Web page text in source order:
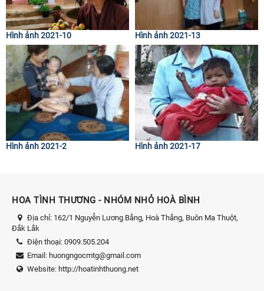
Hình ảnh 2021-10 Hình ảnh 2021-13
Hình ảnh 2021-2 Hình ảnh 2021-17
HOA TÌNH THƯƠNG - NHÓM NHỎ HOÀ BÌNH
Địa chỉ: 162/1 Nguyễn Lương Bằng, Hoà Thắng, Buôn Ma Thuột,
Đắk Lắk
Điện thoại: 0909.505.204
Email: huongngocmtg@gmail.com
Website: http://hoatinhthuong.net